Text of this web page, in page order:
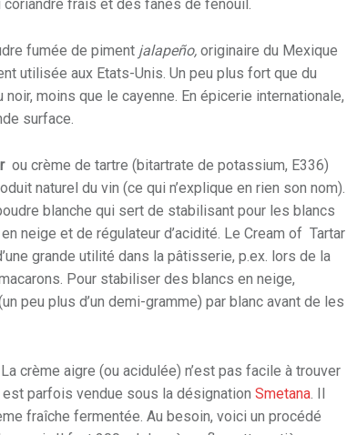
coriandre frais et des fanes de fenouil.
fumée de piment jalapeño, originaire du Mexique
utilisée aux Etats-Unis. Un peu plus fort que du
noir, moins que le cayenne. En épicerie internationale,
surface.
ou crème de tartre (bitartrate de potassium, E336)
naturel du vin (ce qui n’explique en rien son nom).
blanche qui sert de stabilisant pour les blancs
neige et de régulateur d’acidité. Le Cream of Tartar
grande utilité dans la pâtisserie, p.ex. lors de la
Pour stabiliser des blancs en neige,
peu plus d’un demi-gramme) par blanc avant de les
crème aigre (ou acidulée) n’est pas facile à trouver
est parfois vendue sous la désignationSmetana. Il
fraîche fermentée. Au besoin, voici un procédé